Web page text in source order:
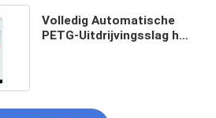
Volledig Automatische
PETG-Uitdrijvingsslag het